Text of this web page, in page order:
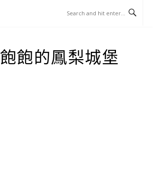
飽的鳳梨城堡